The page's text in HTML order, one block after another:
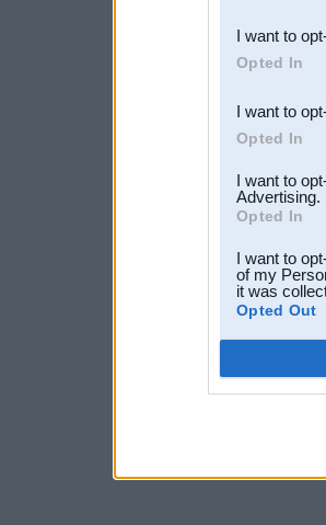
third parties.
I want to
Opted In
I want to
Opted In
I want to
Advertising.
Opted In
I want to
of my
it was
Opted Out